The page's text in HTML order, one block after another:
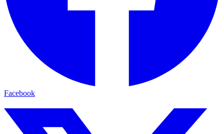
Facebook